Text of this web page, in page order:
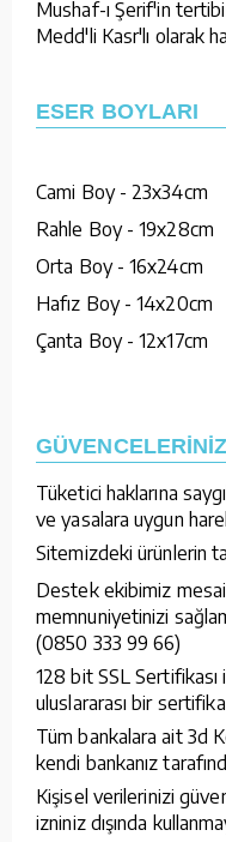
Mushaf-ı Şerif'in
Medd'li Kasr'lı olarak
ESER BOYLARI
Cami Boy - 23x34cm
Rahle Boy - 19x28cm
Orta Boy - 16x24cm
Hafız Boy - 14x20cm
Çanta Boy - 12x17cm
GÜVENCELERİNİZ
Tüketici haklarına
ve yasalara uygun
Sitemizdeki ürünlerin
Destek ekibimiz
memnuniyetinizi
(0850 333 99 66)
128 bit SSL
uluslararası bir
Tüm bankalara ait 3d
kendi bankanız
Kişisel verilerinizi
izniniz dışında